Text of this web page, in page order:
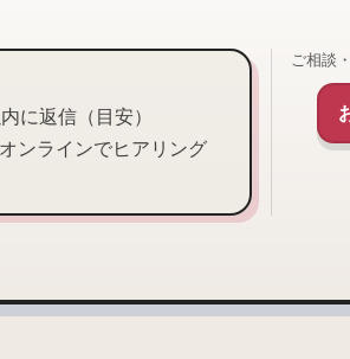
に返信（目安）
ンラインでヒアリング
ご相談